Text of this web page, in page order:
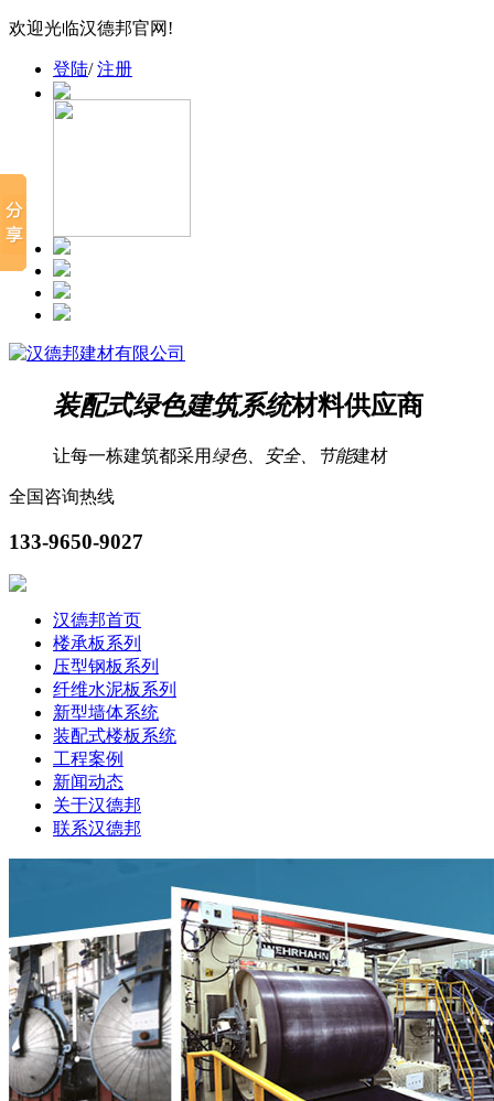
欢迎光临汉德邦官网!
登陆/注册
装配式绿色建筑系统材料供应商
让每一栋建筑都采用 绿色、安全、节能建材
全国咨询热线
133-9650-9027
汉德邦首页
楼承板系列
压型钢板系列
纤维水泥板系列
新型墙体系统
装配式楼板系统
工程案例
新闻动态
关于汉德邦
联系汉德邦